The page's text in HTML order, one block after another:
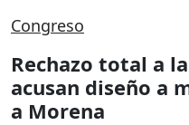
Congreso
Rechazo total a
acusan diseño a
a Morena